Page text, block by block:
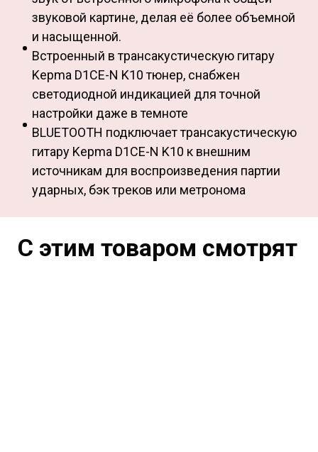
звуковой картине, делая её более объемной
и насыщенной.
Встроенный в трансакустическую гитару
Kepma D1CE-N K10 тюнер, снабжен
светодиодной индикацией для точной
настройки даже в темноте
BLUETOOTH подключает трансакустическую
гитару Kepma D1CE-N K10 к внешним
источникам для воспроизведения партии
ударных, бэк треков или метронома
С этим товаром смотрят